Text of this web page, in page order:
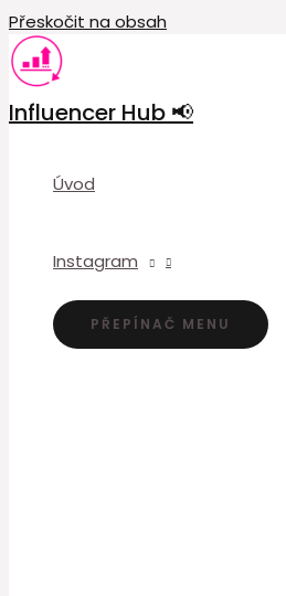
Přeskočit na obsah
Influencer Hub 📢
Úvod
Instagram
PŘEPÍNAČ MENU